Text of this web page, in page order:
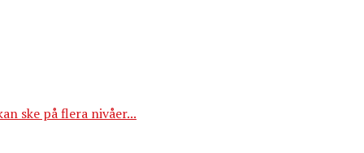
ske på flera nivåer...